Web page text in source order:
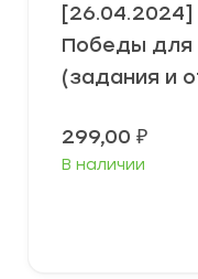
Победы для
(задания и
299,00 ₽
В наличии